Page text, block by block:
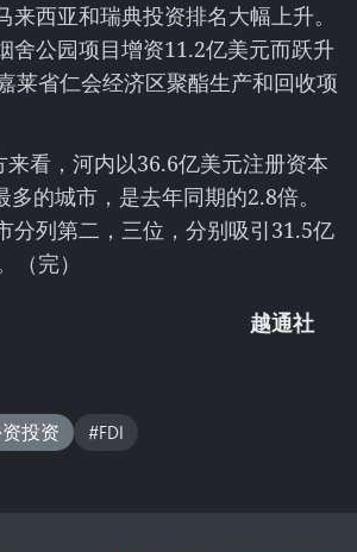
来西亚和瑞典投资排名大幅上升。
舍公园项目增资11.2亿美元而跃升
莱省仁会经济区聚酯生产和回收项
看，河内以36.6亿美元注册资本
多的城市，是去年同期的2.8倍。
分列第二，三位，分别吸引31.5亿
（完）
越通社
投资 #FDI